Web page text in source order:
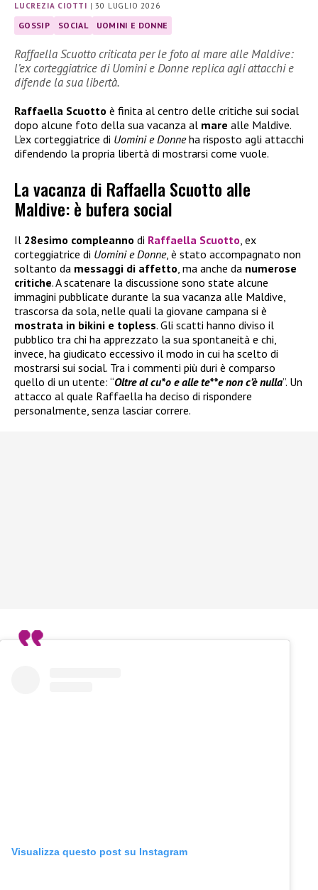
LUCREZIA CIOTTI |30 LUGLIO 2026
GOSSIP SOCIAL UOMINI E DONNE
Raffaella Scuotto criticata per le foto al mare alle Maldive:
l’ex corteggiatrice di Uomini e Donne replica agli attacchi e
difende la sua libertà.
Raffaella Scuotto è finita al centro delle critiche sui social
dopo alcune foto della sua vacanza al mare alle Maldive.
L’ex corteggiatrice di Uomini e Donneha risposto agli attacchi
difendendo la propria libertà di mostrarsi come vuole.
La vacanza di Raffaella Scuotto alle
Maldive: è bufera social
Il 28esimo compleanno di Raffaella Scuotto, ex
corteggiatrice di Uomini e Donne, è stato accompagnato non
soltanto da messaggi di affetto, ma anche da numerose
critiche. A scatenare la discussione sono state alcune
immagini pubblicate durante la sua vacanza alle Maldive,
trascorsa da sola, nelle quali la giovane campana si è
mostrata in bikini e topless. Gli scatti hanno diviso il
pubblico tra chi ha apprezzato la sua spontaneità e chi,
invece, ha giudicato eccessivo il modo in cui ha scelto di
mostrarsi sui social. Tra i commenti più duri è comparso
quello di un utente: “Oltre al cu*o e alle te**e non c’è nulla”. Un
attacco al quale Raffaella ha deciso di rispondere
personalmente, senza lasciar correre.
Visualizza questo post su Instagram